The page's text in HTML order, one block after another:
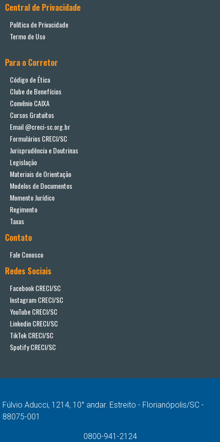
Central de Privacidade
Política de Privacidade
Termo de Uso
Para o Corretor
Código de Ética
Clube de Benefícios
Convênio CAIXA
Cursos Gratuitos
Email @creci-sc.org.br
Formulários CRECI/SC
Jurisprudência e Doutrinas
Legislação
Materiais de Orientação
Modelos de Documentos
Momento Jurídico
Regimento
Taxas
Contato
Fale Conosco
Redes Sociais
Facebook CRECI/SC
Instagram CRECI/SC
YouTube CRECI/SC
Linkedin CRECI/SC
TikTok CRECI/SC
Spotify CRECI/SC
Fúlvio Aducci, 1214, 10° andar. Estreito - Florianópolis/SC -
88075-001
0800-941-2124